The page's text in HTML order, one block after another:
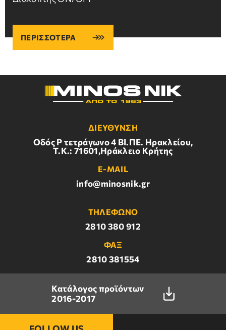
ΠΕΡΙΣΣΟΤΕΡΑ
ΔΙΕΥΘΥΝΣΗ
Οδός Ρ τετράγωνο 4 BI.ΠΕ. Ηρακλείου,
Τ.Κ.: 71601,Ηράκλειο Κρήτης
E-MAIL
info@minosnik.gr
ΤΗΛΕΦΩΝΟ
2810 380 912
ΦΑΞ
2810 381554
Κατάλογος προϊόντων
2016-2017